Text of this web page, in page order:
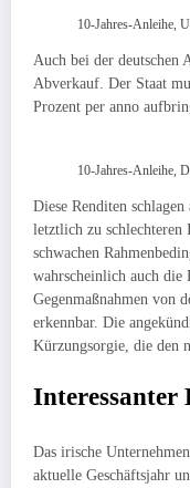
10-Jahres-Anleihe,
Auch bei der deutschen
Abverkauf. Der Staat
Prozent per anno
10-Jahres-Anleihe,
Diese Renditen
letztlich zu schlechteren
schwachen
wahrscheinlich auch die
Gegenmaßnahmen von
erkennbar. Die
Kürzungsorgie, die den
Interessanter
Das irische
aktuelle Geschäftsjahr